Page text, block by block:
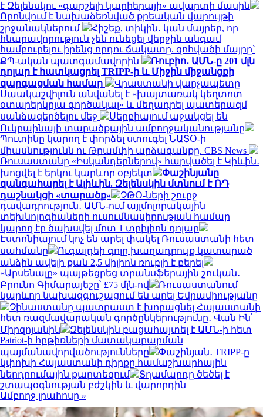
է Զելենսկու «գարշելի կարիերայի» ավարտի մասին
Որոնվում է նախաձեռնված քրեական վարույթի
շրջանակներում
Հիշեք, տիկին․ կան մայրեր, որ
հնարավորություն չեն ունեցել վերջին անգամ
համբուրելու իրենց որդու ճակատը. զոհվածի մայրը՝
ՔՊ-ական պատգամավորին
Ռուբիո․ ԱՄՆ-ը 201 մլն
դոլար է հատկացրել TRIPP-ի և Միջին միջանցքի
զարգացման համար
Վրաստանի վարչապետը
Սաակաշվիլուն անվանել է «խայտառակ կեղտոտ
օտարերկրյա գործակալ» և մեղադրել պատերազմ
սանձազերծելու մեջ
Սերբիայում աջակցել են
Ուկրաինայի տարածքային ամբողջականությանը
Պուտինը կարող է փորձել ստուգել ՆԱՏՕ-ի
միասնությունն ու Թրամփի արձագանքը. CBS News
Ռուսաստանը «Իսկանդերներով» հարվածել է Կիևին․
խոցվել է երկու կարևոր օբյեկտ
Փաշինյանը
զանգահարել է Ալիևին. Զելենսկին մտնում է ՌԴ
դաշնակցի «տարածք»
ՉԹՕ-ների շուրջ
դավադրություն․ ԱՄՆ-ում այլմոլորակային
տեխնոլոգիաների ուսումնասիրության համար
կարող էր ծախսվել մոտ 1 տրիլիոն դոլար
Էստոնիայում կոչ են արել փակել Ռուսաստանի հետ
սահմանը
Ուգալդեի գոլը խաղադրույք կատարած
անձին ավելի քան 2,5 միլիոն ռուբլի է բերել
«Արսենալը» պայթեցրեց տրանսֆերային շուկան․
Բրունո Գիմարայեշը՝ £75 մլն-ով
Ռուսաստանում
կարևոր նախազգուշացում են արել Եվրամիությանը
Չինաստանը պատրաստ է խորացնել Հայաստանի
հետ ռազմավարական գործընկերությունը․ Վան Ին՝
Միրզոյանին
Զելենսկին բացահայտել է ԱՄՆ-ի հետ
Patriot-ի հրթիռների մատակարարման
պայմանավորվածությունները
Փաշինյան․ TRIPP-ը
կփոխի Հայաստանի դիրքը համաշխարհային
ներդրումային քարտեզում
Տղամարդը ծեծել է
շտապօգնության բժշկին և վարորդին
Ամբողջ լրահոսը »